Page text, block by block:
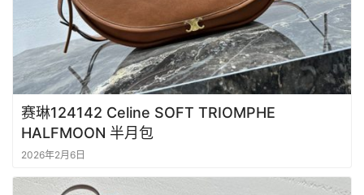
同
款
赛琳124142 Celine SOFT TRIOMPHE
HALFMOON 半月包
2026年2月6日